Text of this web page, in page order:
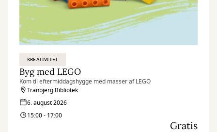
KREATIVITET
Byg med LEGO
Kom til eftermiddagshygge med masser af LEGO
Tranbjerg Bibliotek
6. august 2026
15:00 - 17:00
Gratis